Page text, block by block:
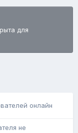
для
онлайн
не